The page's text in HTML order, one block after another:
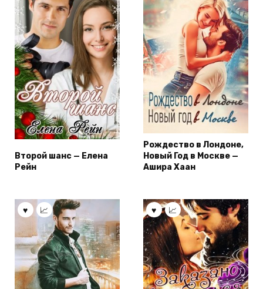
Второй шанс — Елена
Рейн
Рождество в Лондоне,
Новый Год в Москве —
Ашира Хаан